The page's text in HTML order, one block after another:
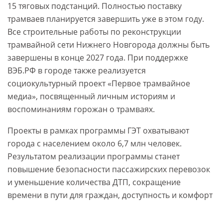
15 тяговых подстанций. Полностью поставку
трамваев планируется завершить уже в этом году.
Все строительные работы по реконструкции
трамвайной сети Нижнего Новгорода должны быть
завершены в конце 2027 года. При поддержке
ВЭБ.РФ в городе также реализуется
социокультурный проект «Первое трамвайное
медиа», посвященный личным историям и
воспоминаниям горожан о трамваях.
Проекты в рамках программы ГЭТ охватывают
города с населением около 6,7 млн человек.
Результатом реализации программы станет
повышение безопасности пассажирских перевозок
и уменьшение количества ДТП, сокращение
времени в пути для граждан, доступность и комфорт